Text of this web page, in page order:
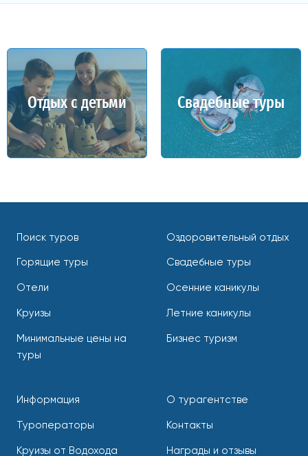
Отдых с детьми Свадебные туры
Поиск туров
Горящие туры
Отели
Круизы
Минимальные цены на
туры
Оздоровительный отдых
Свадебные туры
Осенние каникулы
Летние каникулы
Бизнес туризм
Информация
Туроператоры
Круизы от Водохода
О турагентстве
Контакты
Награды и отзывы